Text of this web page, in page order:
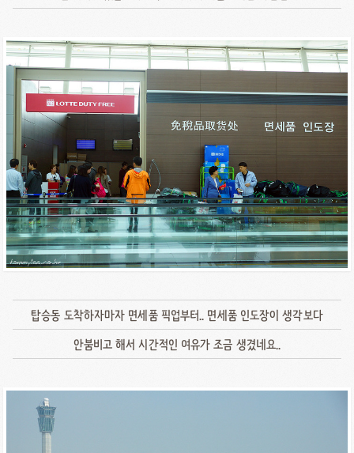
탑승동 도착하자마자 면세품 픽업부터.. 면세품 인도장이 생각보다
안붐비고 해서 시간적인 여유가 조금 생겼네요..